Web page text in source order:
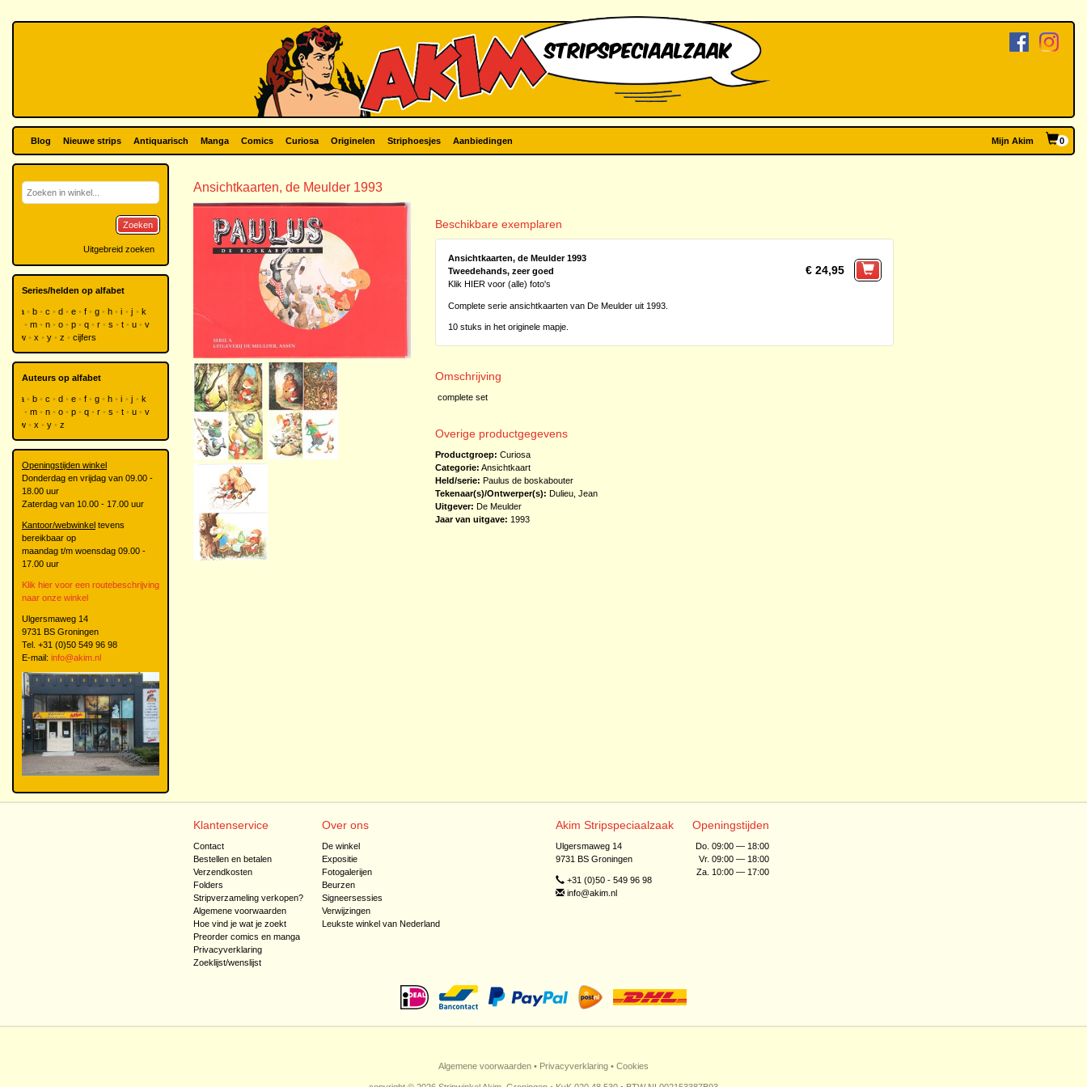
Blog Nieuwe strips Antiquarisch Manga Comics Curiosa Originelen Striphoesjes Aanbiedingen Mijn Akim 0
Ansichtkaarten, de Meulder 1993
Beschikbare exemplaren
Ansichtkaarten, de Meulder 1993
Tweedehands, zeer goed
Klik HIER voor (alle) foto's
Complete serie ansichtkaarten van De Meulder uit 1993.
10 stuks in het originele mapje.
€ 24,95
Omschrijving
complete set
Overige productgegevens
Productgroep: Curiosa
Categorie: Ansichtkaart
Held/serie: Paulus de boskabouter
Tekenaar(s)/Ontwerper(s): Dulieu, Jean
Uitgever: De Meulder
Jaar van uitgave: 1993
Zoeken
Uitgebreid zoeken
Series/helden op alfabet
a b c d e f g h i j
k
m n o p q r s t u
v
w
x y z cijfers
Auteurs op alfabet
a b c d e f g h i j
k
m n o p q r s t u
v
w
x y z
Openingstijden winkel
Donderdag en vrijdag van 09.00 -
18.00 uur
Zaterdag van 10.00 - 17.00 uur
Kantoor/webwinkel tevens
bereikbaar op
maandag t/m woensdag 09.00 -
17.00 uur
Klik hier voor een routebeschrijving
naar onze winkel
Ulgersmaweg 14
9731 BS Groningen
Tel. +31 (0)50 549 96 98
E-mail: info@akim.nl
Klantenservice
Contact
Bestellen en betalen
Verzendkosten
Folders
Stripverzameling verkopen?
Algemene voorwaarden
Hoe vind je wat je zoekt
Preorder comics en manga
Privacyverklaring
Zoeklijst/wenslijst
Over ons
De winkel
Expositie
Fotogalerijen
Beurzen
Signeersessies
Verwijzingen
Leukste winkel van Nederland
Akim Stripspeciaalzaak
Ulgersmaweg 14
9731 BS Groningen
+31 (0)50 - 549 96 98
info@akim.nl
Openingstijden
Do. 09:00 — 18:00
Vr. 09:00 — 18:00
Za. 10:00 — 17:00
Algemene voorwaarden • Privacyverklaring • Cookies